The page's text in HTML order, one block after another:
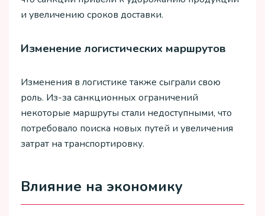
и увеличению сроков доставки.
Изменение логистических маршрутов
Изменения в логистике также сыграли свою
роль. Из-за санкционных ограничений
некоторые маршруты стали недоступными, что
потребовало поиска новых путей и увеличения
затрат на транспортировку.
Влияние на экономику